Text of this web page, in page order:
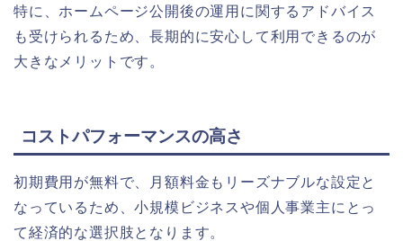
特に、ホームページ公開後の運用に関するアドバイス
も受けられるため、長期的に安心して利用できるのが
大きなメリットです。
コストパフォーマンスの高さ
初期費用が無料で、月額料金もリーズナブルな設定と
なっているため、小規模ビジネスや個人事業主にとっ
て経済的な選択肢となります。